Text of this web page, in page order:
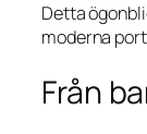
Detta
moderna
Från